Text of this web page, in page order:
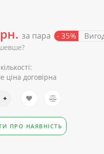
за пара - 35%
ціна договірна
ПРО НАЯВНІСТЬ